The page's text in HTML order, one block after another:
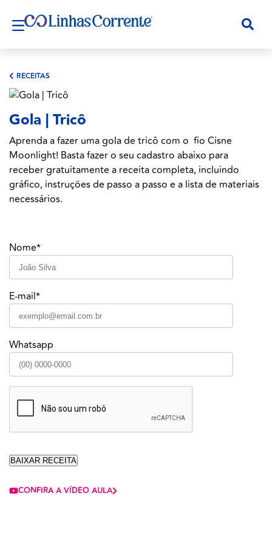
RECEITAS
Gola | Tricô
Aprenda a fazer uma gola de tricô com o fio Cisne
Moonlight! Basta fazer o seu cadastro abaixo para
receber gratuitamente a receita completa, incluindo
gráfico, instruções de passo a passo e a lista de materiais
necessários.
Nome*
E-mail*
Whatsapp
CONFIRA A VÍDEO AULA